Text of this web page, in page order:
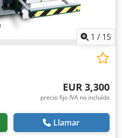
1 / 15
EUR 3,300
precio fijo IVA no incluído
Llamar